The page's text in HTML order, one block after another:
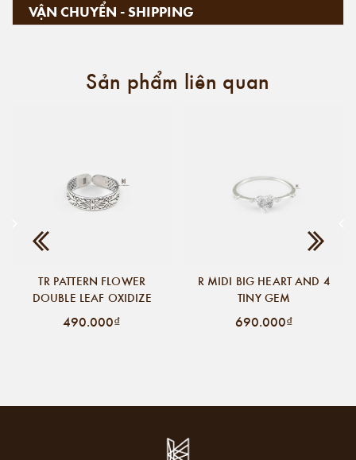
VẬN CHUYỂN - SHIPPING
Sản phẩm liên quan
TR PATTERN FLOWER
DOUBLE LEAF OXIDIZE
490.000₫
R MIDI BIG HEART AND 4
TINY GEM
690.000₫